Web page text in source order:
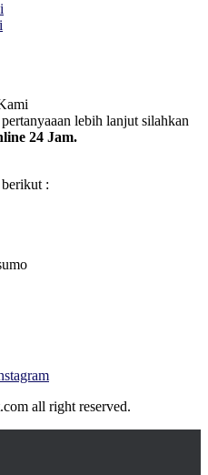
lebih lanjut silahkan
24 Jam.
:
all right reserved.